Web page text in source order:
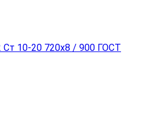
10-20 720x8 / 900 ГОСТ